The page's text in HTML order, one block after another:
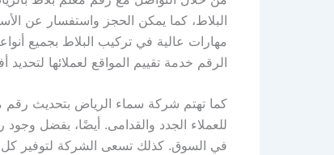
البلاط، كما يمكن الحجز واستفسار عن
مهارات عالية في تركيب البلاط بجميع
الرقم خدمة تقييم المواقع لعملائها
كما تهتم شركة سماء الرياض بتحديث
للعملاء الجدد والقدامى. أيضًا، بفضل
في السوق. كذلك تسعى الشركة لتوفير كل